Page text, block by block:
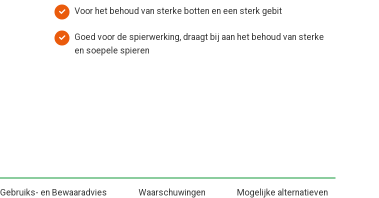
Voor het behoud van sterke botten en een sterk gebit
Goed voor de spierwerking, draagt bij aan het behoud van sterke
en soepele spieren
Gebruiks- en Bewaaradvies Waarschuwingen Mogelijke alternatieven